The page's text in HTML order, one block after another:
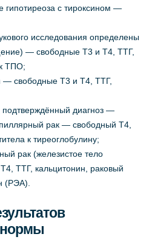
гипотиреоза с тироксином —
исследования определены
— свободные Т3 и Т4, ТТГ,
ТПО;
— свободные Т3 и Т4, ТТГ,
диагноз —
рак — свободный Т4,
к тиреоглобулину;
рак (железистое тело
ТТГ, кальцитонин, раковый
(РЭА).
нормы